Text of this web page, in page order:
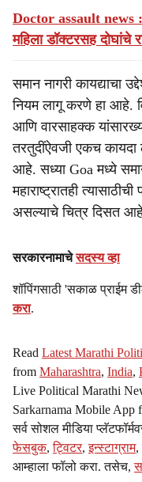
Doctor assault news
महिला डॉक्टरसह दोघांचे
समान नागरी कायद्याचा
नियम लागू करणे हा आहे.
आणि वारसाहक्क
तरतुदींऐवजी एकच
आहे. सध्या Goa मध्ये
महाराष्ट्रातही
असल्याचे चित्र दिसत
सरकारनामाचेसदस्य व्हा
शॉपिंगसाठी 'सकाळ प्राईम
करा.
Read Latest Marathi
from Maharashtra, India,
Live Political Marathi
Sarkarnama Mobile App
सर्व सोशल मीडिया
फेसबुक,ट्विटर,इन्स्टाग्राम,
आम्हाला फॉलो करा. तसेच,